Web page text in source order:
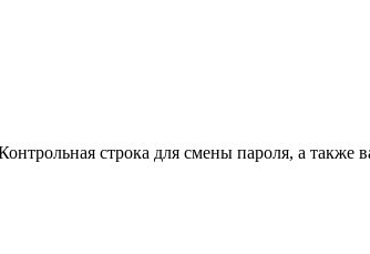
строка для смены пароля, а